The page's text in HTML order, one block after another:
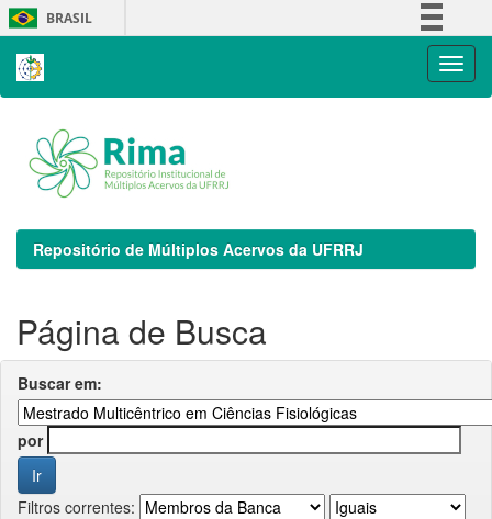
Skip
navigation
BRASIL
Repositório de Múltiplos Acervos da UFRRJ
Página de Busca
Buscar em:
por
Filtros correntes: